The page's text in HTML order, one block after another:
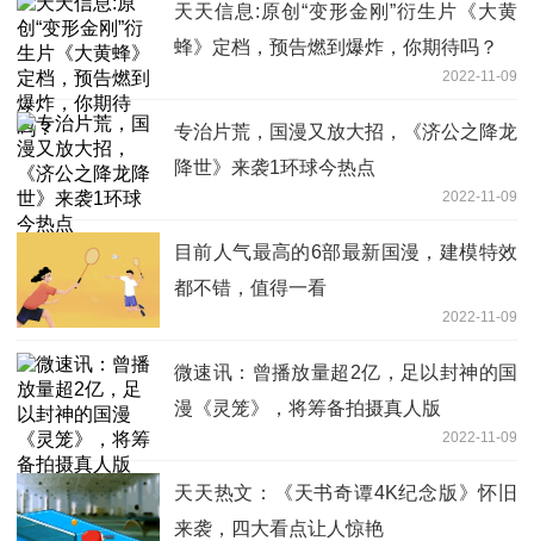
天天信息:原创“变形金刚”衍生片《大黄
蜂》定档，预告燃到爆炸，你期待吗？
2022-11-09
专治片荒，国漫又放大招，《济公之降龙
降世》来袭1环球今热点
2022-11-09
目前人气最高的6部最新国漫，建模特效
都不错，值得一看
2022-11-09
微速讯：曾播放量超2亿，足以封神的国
漫《灵笼》，将筹备拍摄真人版
2022-11-09
天天热文：《天书奇谭4K纪念版》怀旧
来袭，四大看点让人惊艳